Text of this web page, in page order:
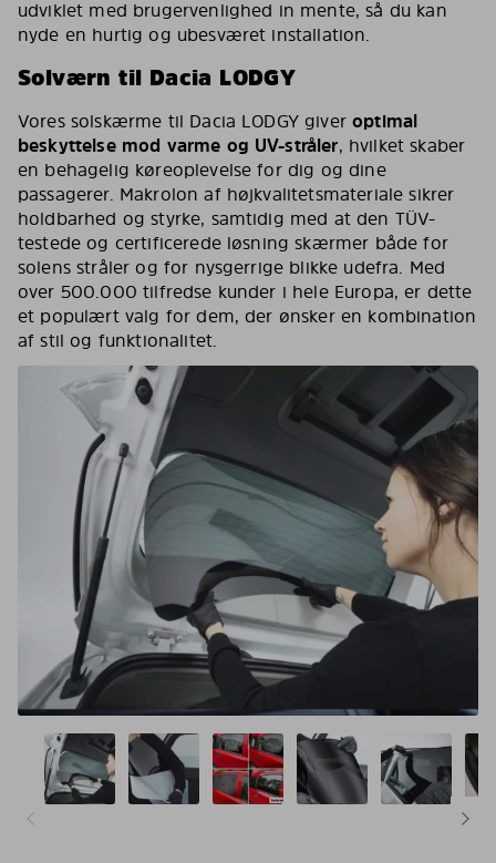
udviklet med brugervenlighed in mente, så du kan
nyde en hurtig og ubesværet installation.
Solværn til Dacia LODGY
Vores solskærme til Dacia LODGY giveroptimal
beskyttelse mod varme og UV-stråler, hvilket skaber
en behagelig køreoplevelse for dig og dine
passagerer. Makrolon af højkvalitetsmateriale sikrer
holdbarhed og styrke, samtidig med at den TÜV-
testede og certificerede løsning skærmer både for
solens stråler og for nysgerrige blikke udefra. Med
over 500.000 tilfredse kunder i hele Europa, er dette
et populært valg for dem, der ønsker en kombination
af stil og funktionalitet.